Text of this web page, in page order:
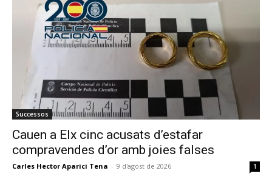
Successos
Cauen a Elx cinc acusats d’estafar
compravendes d’or amb joies falses
Carles Hector Aparici Tena - 9 d'agost de 2026 1